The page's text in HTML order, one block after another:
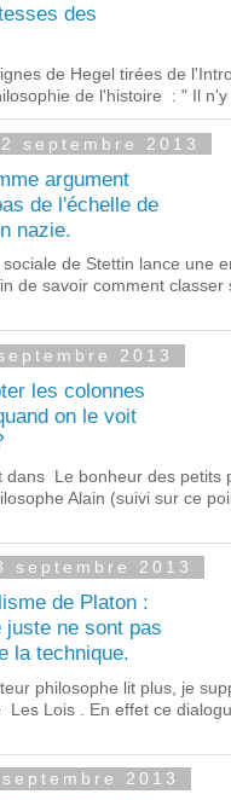
des
de Hegel tirées de
de l'histoire : " Il n'y
septembre 2013
argument
de l'échelle de
nazie.
de Stettin lance une
de savoir comment classer
2013
les colonnes
on le voit
dans Le bonheur des petits
Alain (suivi sur ce
septembre 2013
de Platon :
ne sont pas
la technique.
philosophe lit plus, je
Lois . En effet ce
2013